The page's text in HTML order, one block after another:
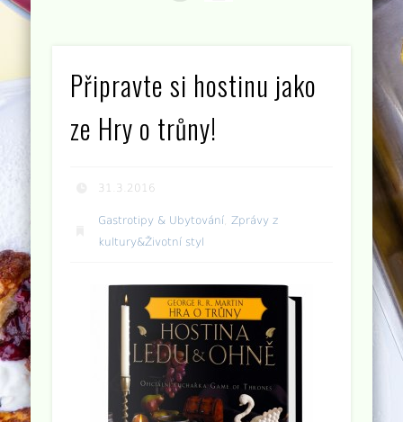
Připravte si hostinu jako
ze Hry o trůny!
31.3.2016
Gastrotipy & Ubytování
Zprávy z
kultury&Životní styl